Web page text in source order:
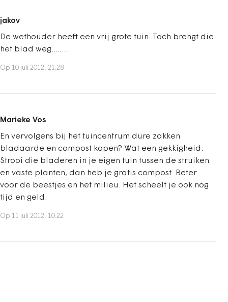
jakov
De wethouder heeft een vrij grote tuin. Toch brengt die
het blad weg.........
Op 10 juli 2012, 21:28
Marieke Vos
En vervolgens bij het tuincentrum dure zakken
bladaarde en compost kopen? Wat een gekkigheid.
Strooi die bladeren in je eigen tuin tussen de struiken
en vaste planten, dan heb je gratis compost. Beter
voor de beestjes en het milieu. Het scheelt je ook nog
tijd en geld.
Op 11 juli 2012, 10:22